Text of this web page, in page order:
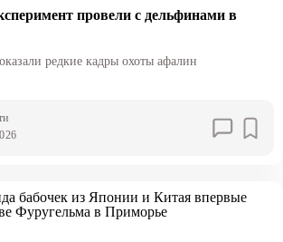
провели с дельфинами в
редкие кадры охоты афалин